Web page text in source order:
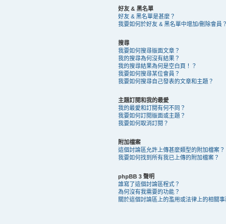
好友 & 黑名單
好友 & 黑名單是甚麼？
我要如何於好友 & 黑名單中增加/刪除會員？
搜尋
我要如何搜尋版面文章？
我的搜尋為何沒有結果？
我的搜尋結果為何是空白頁！？
我要如何搜尋某位會員？
我要如何搜尋自己發表的文章和主題？
主題訂閱和我的最愛
我的最愛和訂閱有何不同？
我要如何訂閱版面或主題？
我要如何取消訂閱？
附加檔案
這個討論區允許上傳甚麼類型的附加檔案？
我要如何找到所有我已上傳的附加檔案？
phpBB 3 聲明
誰寫了這個討論區程式？
為何沒有我需要的功能？
關於這個討論區上的濫用或法律上的相關